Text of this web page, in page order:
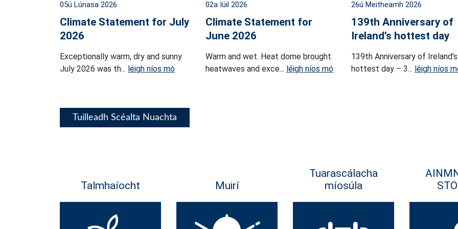
05ú Lúnasa 2026
Climate Statement for July
2026
Exceptionally warm, dry and sunny
July 2026 was th... léigh níos mó
02a Iúil 2026
Climate Statement for
June 2026
Warm and wet. Heat dome brought
heatwaves and exce... léigh níos mó
26ú Meitheamh 2026
139th Anniversary of
Ireland’s hottest day
139th Anniversary of Ireland’s
hottest day – 3... léigh níos
Tuilleadh Scéalta Nuachta
Talmhaíocht Muirí
Tuarascálacha
míosúla